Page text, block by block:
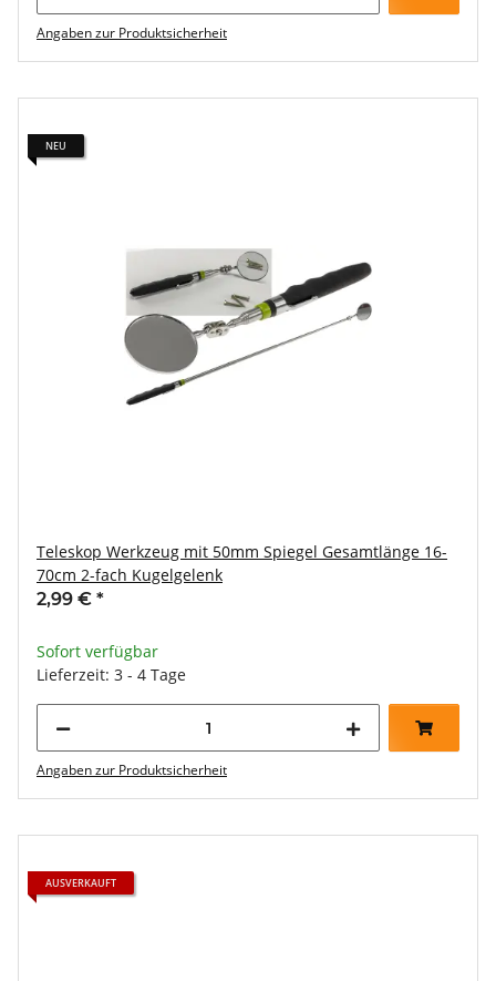
Angaben zur Produktsicherheit
NEU
Teleskop Werkzeug mit 50mm Spiegel Gesamtlänge 16-
70cm 2-fach Kugelgelenk
2,99 € *
Sofort verfügbar
Lieferzeit: 3 - 4 Tage
Angaben zur Produktsicherheit
AUSVERKAUFT